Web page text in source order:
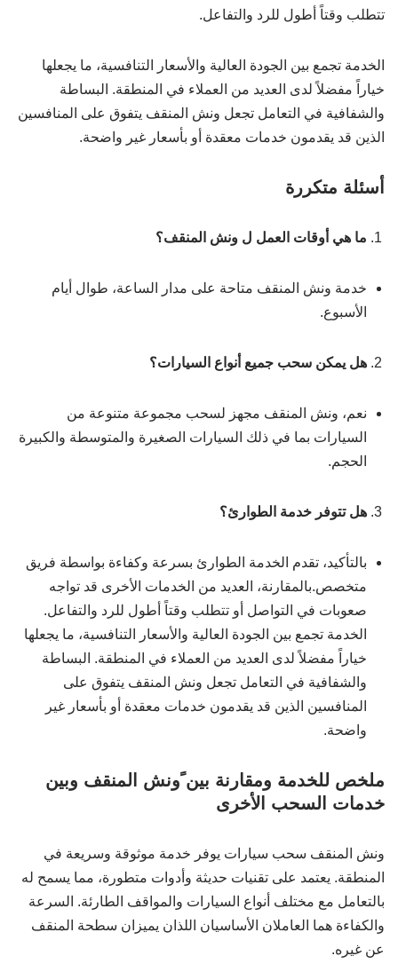
تتطلب وقتاً أطول للرد والتفاعل.
الخدمة تجمع بين الجودة العالية والأسعار التنافسية، ما يجعلها
خياراً مفضلاً لدى العديد من العملاء في المنطقة. البساطة
والشفافية في التعامل تجعل ونش المنقف يتفوق على المنافسين
الذين قد يقدمون خدمات معقدة أو بأسعار غير واضحة.
أسئلة متكررة
ما هي أوقات العمل ل ونش المنقف؟
خدمة ونش المنقف متاحة على مدار الساعة، طوال أيام
الأسبوع.
هل يمكن سحب جميع أنواع السيارات؟
نعم، ونش المنقف مجهز لسحب مجموعة متنوعة من
السيارات بما في ذلك السيارات الصغيرة والمتوسطة والكبيرة
الحجم.
هل تتوفر خدمة الطوارئ؟
بالتأكيد، تقدم الخدمة الطوارئ بسرعة وكفاءة بواسطة فريق
متخصص.بالمقارنة، العديد من الخدمات الأخرى قد تواجه
صعوبات في التواصل أو تتطلب وقتاً أطول للرد والتفاعل.
الخدمة تجمع بين الجودة العالية والأسعار التنافسية، ما يجعلها
خياراً مفضلاً لدى العديد من العملاء في المنطقة. البساطة
والشفافية في التعامل تجعل ونش المنقف يتفوق على
المنافسين الذين قد يقدمون خدمات معقدة أو بأسعار غير
واضحة.
ملخص للخدمة ومقارنة بين ًونش المنقف وبين
خدمات السحب الأخرى
ونش المنقف سحب سيارات يوفر خدمة موثوقة وسريعة في
المنطقة. يعتمد على تقنيات حديثة وأدوات متطورة، مما يسمح له
بالتعامل مع مختلف أنواع السيارات والمواقف الطارئة. السرعة
والكفاءة هما العاملان الأساسيان اللذان يميزان سطحة المنقف
عن غيره.